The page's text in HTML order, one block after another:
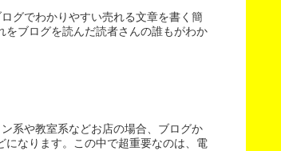
グでわかりやすい売れる文章を書く簡
ブログを読んだ読者さんの誰もがわか
系や教室系などお店の場合、ブログか
になります。この中で超重要なのは、電